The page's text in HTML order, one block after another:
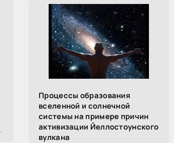
Процессы образования
вселенной и солнечной
системы на примере причин
активизации Йеллостоунского
вулкана